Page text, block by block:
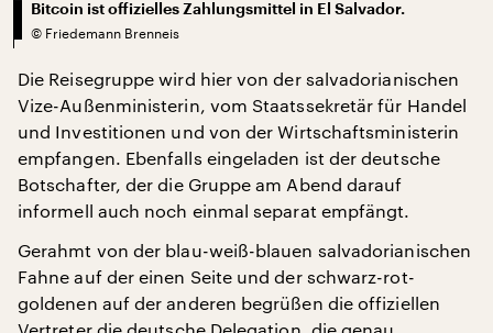
Bitcoin ist offizielles Zahlungsmittel in El Salvador.
© Friedemann Brenneis
Die Reisegruppe wird hier von der salvadorianischen
Vize-Außenministerin, vom Staatssekretär für Handel
und Investitionen und von der Wirtschaftsministerin
empfangen. Ebenfalls eingeladen ist der deutsche
Botschafter, der die Gruppe am Abend darauf
informell auch noch einmal separat empfängt.
Gerahmt von der blau-weiß-blauen salvadorianischen
Fahne auf der einen Seite und der schwarz-rot-
goldenen auf der anderen begrüßen die offiziellen